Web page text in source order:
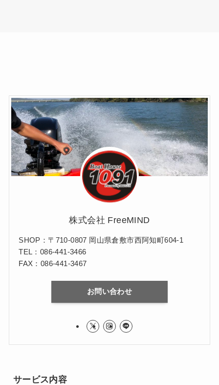
株式会社 FreeMIND
SHOP：〒710-0807 岡山県倉敷市西阿知町604-1
TEL：086-441-3466
FAX：086-441-3467
お問い合わせ
サービス内容